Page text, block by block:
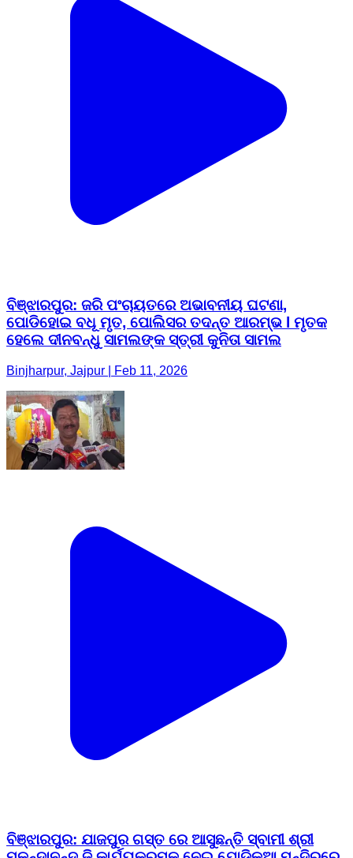
ବିଞ୍ଝାରପୁର: ଜରି ପଂଚାୟତରେ ଅଭାବନୀୟ ଘଟଣା,
ପୋଡିହୋଇ ବଧୂ ମୃତ, ପୋଲିସର ତଦନ୍ତ ଆରମ୍ଭ l ମୃତକ
ହେଲେ ଦୀନବନ୍ଧୁ ସାମଲଙ୍କ ସ୍ତ୍ରୀ କୁନିତା ସାମଲ
Binjharpur, Jajpur | Feb 11, 2026
ବିଞ୍ଝାରପୁର: ଯାଜପୁର ଗସ୍ତ ରେ ଆସୁଛନ୍ତି ସ୍ବାମୀ ଶ୍ରୀ